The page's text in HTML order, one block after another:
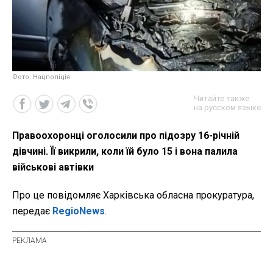
Фото: Нацполіція
Читайте также
на русском языке
Правоохоронці оголосили про підозру 16-річній
дівчині. Її викрили, коли їй було 15 і вона палила
військові автівки
Про це повідомляє Харківська обласна прокуратура,
передає RegioNews.